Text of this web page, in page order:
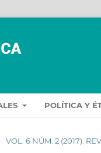
POLÍTICA Y
VOL. 6 NÚM. 2 (2017):